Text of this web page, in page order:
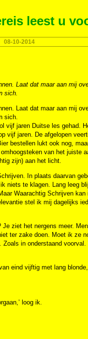
leest u
08-10-2014
Laat dat maar aan mij
sich.
Laat dat maar aan mij
sich.
jaren Duitse les gehad.
vijf jaren. De afgelopen
bestellen lukt ook nog,
van het juiste
zijn) aan het licht.
In plaats daarvan
niets te klagen. Lang leeg
Waarachtig Schrijven
stel ik mij dagelijks
ziet het nergens meer.
ter zake doen. Moet ik ze
in onderstaand
eind vijftig met lang
loog ik.